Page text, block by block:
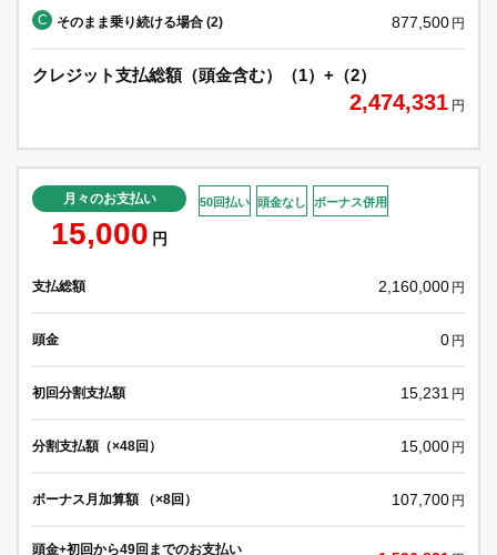
C そのまま乗り続ける場合 (2) 877,500 円
クレジット支払総額（頭金含む）（1）+（2）
2,474,331 円
月々のお支払い
15,000 円
50回払い 頭金なし ボーナス併用
支払総額 2,160,000 円
頭金 0 円
初回分割支払額 15,231 円
分割支払額（×48回） 15,000 円
ボーナス月加算額 （×8回） 107,700 円
頭金+初回から49回までのお支払い